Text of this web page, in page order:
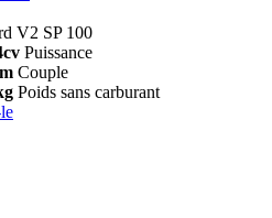
V2 SP 100
Puissance
Couple
Poids sans carburant